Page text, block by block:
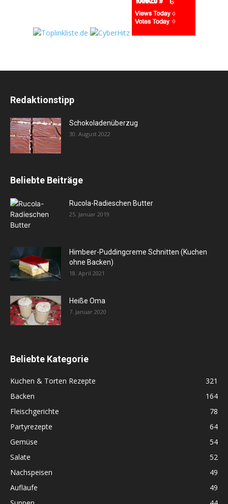
Redaktionstipp
Schokoladenüberzug
30. August 2022
Beliebte Beiträge
Rucola-Radieschen Butter
25. Januar 2019
Himbeer-Puddingcreme Schnitten (Kuchen
ohne Backen)
18. April 2021
Heiße Oma
7. Januar 2020
Beliebte Kategorie
Kuchen & Torten Rezepte
321
Backen
164
Fleischgerichte
78
Partyrezepte
64
Gemüse
54
Salate
52
Nachspeisen
49
Aufläufe
49